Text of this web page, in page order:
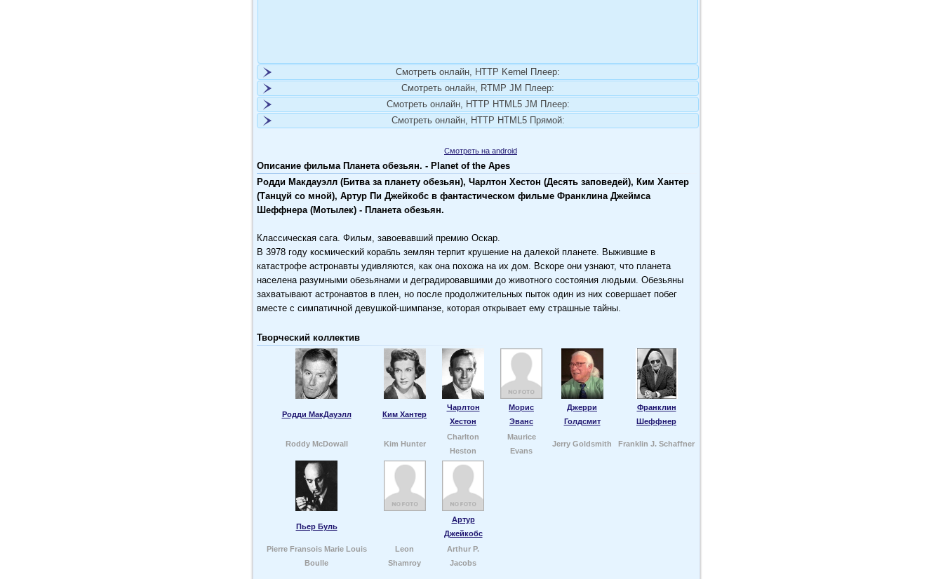
Смотреть онлайн, HTTP Kernel Плеер:
Смотреть онлайн, RTMP JM Плеер:
Смотреть онлайн, HTTP HTML5 JM Плеер:
Смотреть онлайн, HTTP HTML5 Прямой:
Смотреть на android
Описание фильма Планета обезьян. - Planet of the Apes
Родди Макдауэлл (Битва за планету обезьян), Чарлтон Хестон (Десять заповедей), Ким Хантер
(Танцуй со мной), Артур Пи Джейкобс в фантастическом фильме Франклина Джеймса
Шеффнера (Мотылек) - Планета обезьян.
Классическая сага. Фильм, завоевавший премию Оскар.
В 3978 году космический корабль землян терпит крушение на далекой планете. Выжившие в
катастрофе астронавты удивляются, как она похожа на их дом. Вскоре они узнают, что планета
населена разумными обезьянами и деградировавшими до животного состояния людьми. Обезьяны
захватывают астронавтов в плен, но после продолжительных пыток один из них совершает побег
вместе с симпатичной девушкой-шимпанзе, которая открывает ему страшные тайны.
Творческий коллектив
Родди МакДауэлл Ким Хантер
Чарлтон
Хестон
Морис
Эванс
Джерри
Голдсмит
Франклин
Шеффнер
Roddy McDowall Kim Hunter
Charlton
Heston
Maurice
Evans
Jerry Goldsmith Franklin J. Schaffner
Пьер Буль
Артур
Джейкобс
Pierre Fransois Marie Louis
Boulle
Leon
Shamroy
Arthur P.
Jacobs